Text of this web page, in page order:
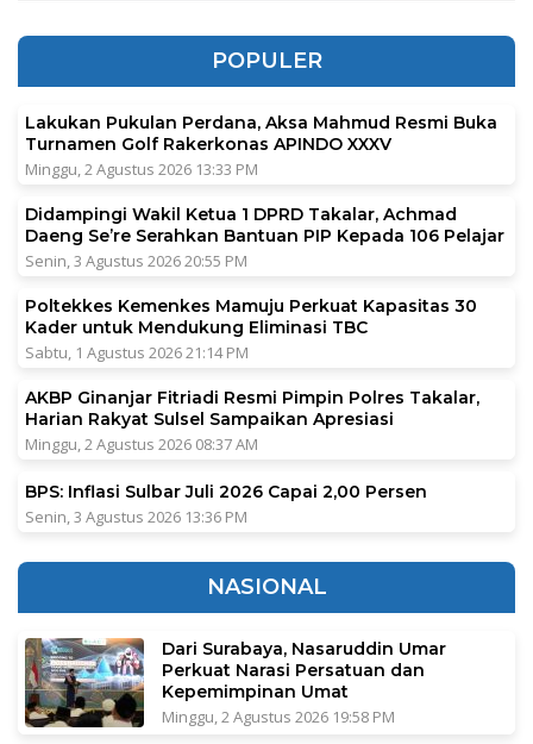
POPULER
Lakukan Pukulan Perdana, Aksa Mahmud Resmi Buka
Turnamen Golf Rakerkonas APINDO XXXV
Minggu, 2 Agustus 2026 13:33 PM
Didampingi Wakil Ketua 1 DPRD Takalar, Achmad
Daeng Se’re Serahkan Bantuan PIP Kepada 106 Pelajar
Senin, 3 Agustus 2026 20:55 PM
Poltekkes Kemenkes Mamuju Perkuat Kapasitas 30
Kader untuk Mendukung Eliminasi TBC
Sabtu, 1 Agustus 2026 21:14 PM
AKBP Ginanjar Fitriadi Resmi Pimpin Polres Takalar,
Harian Rakyat Sulsel Sampaikan Apresiasi
Minggu, 2 Agustus 2026 08:37 AM
BPS: Inflasi Sulbar Juli 2026 Capai 2,00 Persen
Senin, 3 Agustus 2026 13:36 PM
NASIONAL
Dari Surabaya, Nasaruddin Umar
Perkuat Narasi Persatuan dan
Kepemimpinan Umat
Minggu, 2 Agustus 2026 19:58 PM